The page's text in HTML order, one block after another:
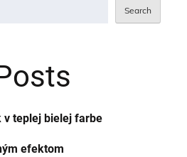
Search
v teplej bielej farbe
efektom